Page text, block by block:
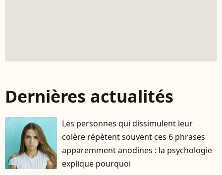
Dernières actualités
Les personnes qui dissimulent leur
colère répètent souvent ces 6 phrases
apparemment anodines : la psychologie
explique pourquoi